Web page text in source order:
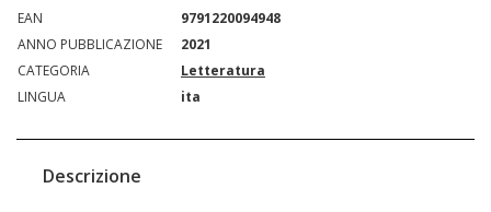
EAN
9791220094948
ANNO PUBBLICAZIONE
2021
CATEGORIA
Letteratura
LINGUA
ita
Descrizione